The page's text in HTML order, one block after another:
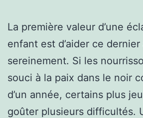
La première valeur d’une
enfant est d’aider ce dernier
sereinement. Si les
souci à la paix dans le noir
d’un année, certains plus
goûter plusieurs difficultés.